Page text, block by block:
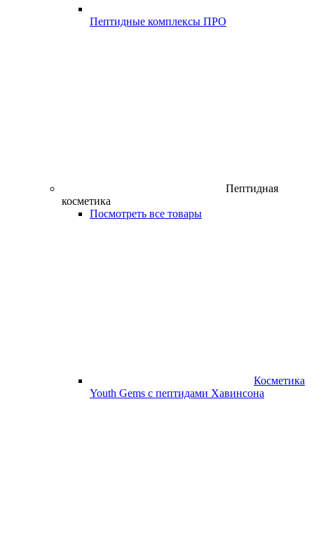
Пептидные комплексы ПРО
Пептидная
косметика
Посмотреть все товары
Косметика
Youth Gems с пептидами Хавинсона